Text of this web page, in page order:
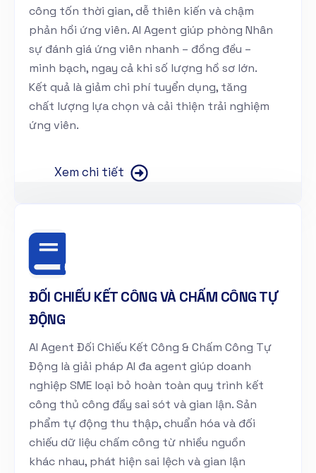
công tốn thời gian, dễ thiên kiến và chậm
phản hồi ứng viên. AI Agent giúp phòng Nhân
sự đánh giá ứng viên nhanh – đồng đều –
minh bạch, ngay cả khi số lượng hồ sơ lớn.
Kết quả là giảm chi phí tuyển dụng, tăng
chất lượng lựa chọn và cải thiện trải nghiệm
ứng viên.
Xem chi tiết
ĐỐI CHIẾU KẾT CÔNG VÀ CHẤM CÔNG TỰ
ĐỘNG
AI Agent Đối Chiếu Kết Công & Chấm Công Tự
Động là giải pháp AI đa agent giúp doanh
nghiệp SME loại bỏ hoàn toàn quy trình kết
công thủ công đầy sai sót và gian lận. Sản
phẩm tự động thu thập, chuẩn hóa và đối
chiếu dữ liệu chấm công từ nhiều nguồn
khác nhau, phát hiện sai lệch và gian lận